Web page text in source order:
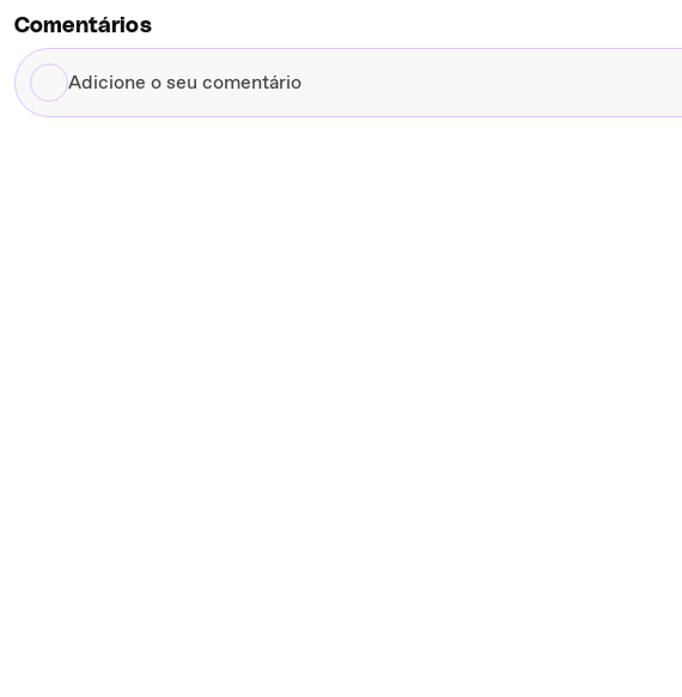
Comentários
Adicione
o